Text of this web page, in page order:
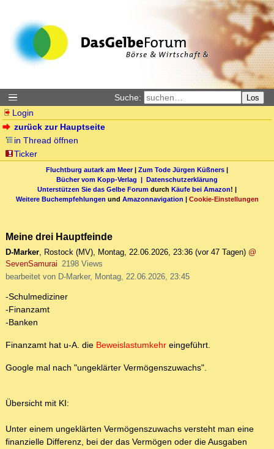
Suche: Los
Login
zurück zur Hauptseite
in Thread öffnen
Ticker
Fluchtburg autark am Meer| Zum Tode Jürgen Küßners |
Bücher vom Kopp-Verlag | Datenschutzerklärung
Unterstützen Sie das Gelbe Forum durch Käufe bei Amazon! |
Weitere Buchempfehlungen und Amazonnavigation | Cookie-Einstellungen
Meine drei Hauptfeinde
D-Marker, Rostock (MV), Montag, 22.06.2026, 23:36 (vor 47 Tagen) @
SevenSamurai 2198 Views
bearbeitet von D-Marker, Montag, 22.06.2026, 23:45
-Schulmediziner
-Finanzamt
-Banken
Finanzamt hat u-A. die Beweislastumkehr eingeführt.
Google mal nach "ungeklärter Vermögenszuwachs".
Übersicht mit KI:
Unter einem ungeklärten Vermögenszuwachs versteht man eine
finanzielle Differenz, bei der das Vermögen oder die Ausgaben